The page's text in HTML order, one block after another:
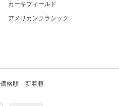
カーキフィールド
アメリカンクラシック
価格順 新着順